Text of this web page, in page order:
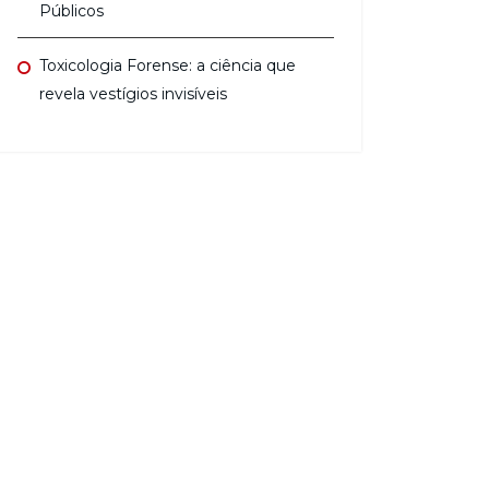
Públicos
Toxicologia Forense: a ciência que
revela vestígios invisíveis